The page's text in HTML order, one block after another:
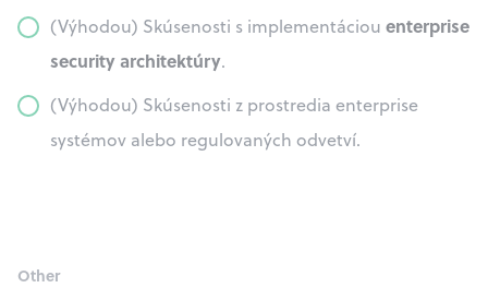
(Výhodou) Skúsenosti s implementáciou enterprise
security architektúry.
(Výhodou) Skúsenosti z prostredia enterprise
systémov alebo regulovaných odvetví.
Other